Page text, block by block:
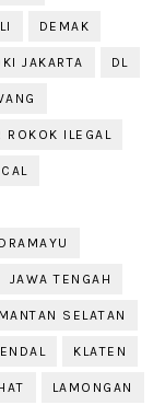
DEMAK
JAKARTA DL
ROKOK ILEGAL
JAWA TENGAH
SELATAN
KLATEN
LAMONGAN